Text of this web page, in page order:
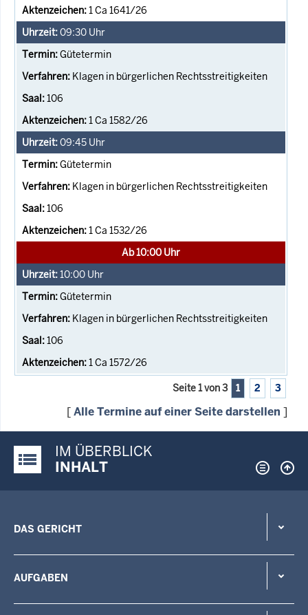
1 Ca 1641/26
09:30 Uhr
Gütetermin
Klagen in bürgerlichen Rechtsstreitigkeiten
106
1 Ca 1582/26
09:45 Uhr
Gütetermin
Klagen in bürgerlichen Rechtsstreitigkeiten
106
1 Ca 1532/26
Ab 10:00 Uhr
10:00 Uhr
Gütetermin
Klagen in bürgerlichen Rechtsstreitigkeiten
106
1 Ca 1572/26
Seite 1 von 3 1 2 3
[Alle Termine auf einer Seite darstellen ]
Justiz-Portal im Überblick:
IM ÜBERBLICK
INHALT
DAS GERICHT
AUFGABEN